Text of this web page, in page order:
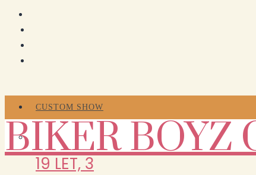
CUSTOM SHOW
19 LET, 3
BIKER BOYZ